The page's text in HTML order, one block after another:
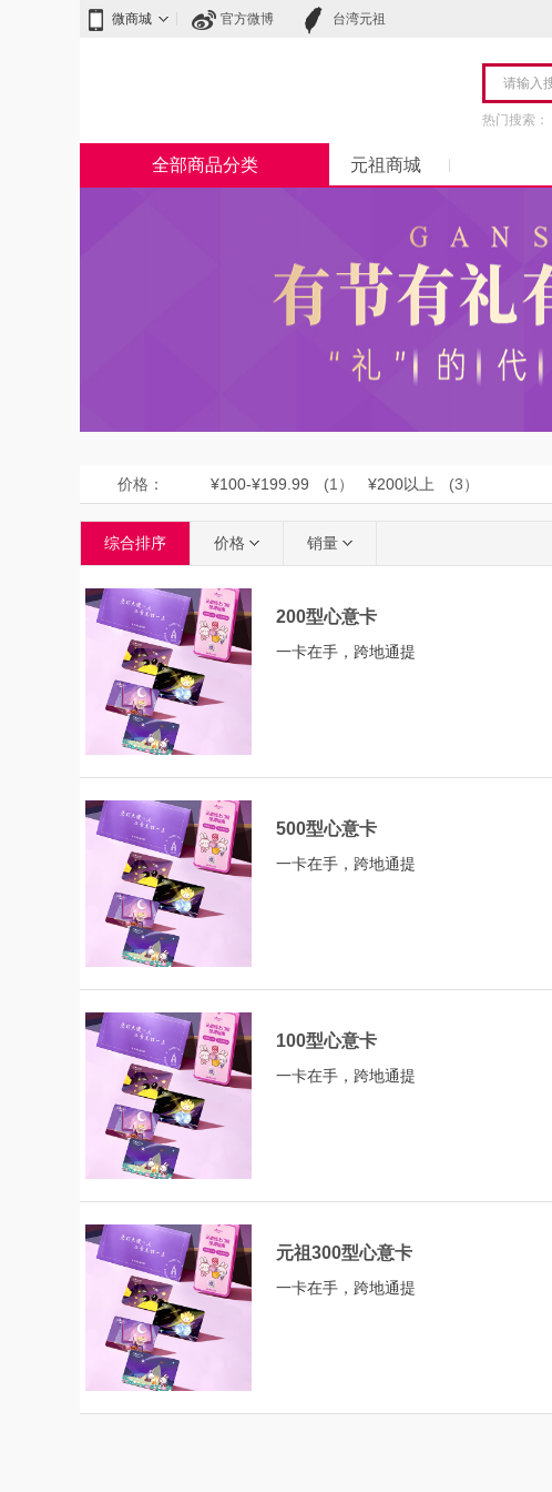
微商城 官方微博 台湾元祖
热门搜索：
元祖商城
全部商品分类
价格： ¥100-¥199.99 (1） ¥200以上 (3）
综合排序 价格 销量
200型心意卡
一卡在手，跨地通提
500型心意卡
一卡在手，跨地通提
100型心意卡
一卡在手，跨地通提
元祖300型心意卡
一卡在手，跨地通提